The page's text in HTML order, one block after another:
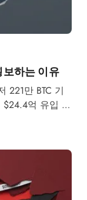
보하는 이유
221만 BTC 기
$24.4억 유입 속